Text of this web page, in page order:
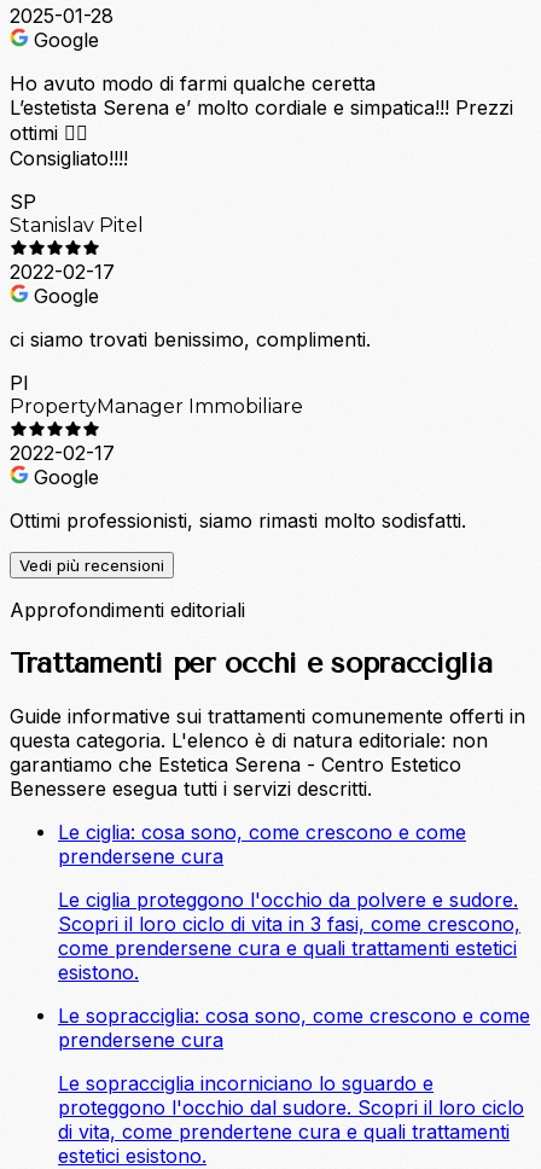
2025-01-28
Google
Ho avuto modo di farmi qualche ceretta
L’estetista Serena e’ molto cordiale e simpatica!!! Prezzi
ottimi 👍🏻
Consigliato!!!!
SP
Stanislav Pitel
2022-02-17
Google
ci siamo trovati benissimo, complimenti.
PI
PropertyManager Immobiliare
2022-02-17
Google
Ottimi professionisti, siamo rimasti molto sodisfatti.
Vedi più recensioni
Approfondimenti editoriali
Trattamenti per occhi e sopracciglia
Guide informative sui trattamenti comunemente offerti in
questa categoria. L'elenco è di natura editoriale: non
garantiamo che Estetica Serena - Centro Estetico
Benessere esegua tutti i servizi descritti.
Le ciglia: cosa sono, come crescono e come
prendersene cura
Le ciglia proteggono l'occhio da polvere e sudore.
Scopri il loro ciclo di vita in 3 fasi, come crescono,
come prendersene cura e quali trattamenti estetici
esistono.
Le sopracciglia: cosa sono, come crescono e come
prendersene cura
Le sopracciglia incorniciano lo sguardo e
proteggono l'occhio dal sudore. Scopri il loro ciclo
di vita, come prendertene cura e quali trattamenti
estetici esistono.